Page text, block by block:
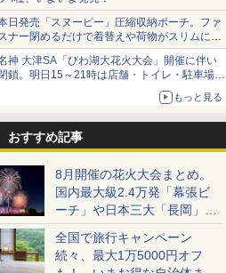
日発売「スヌーピー」圧縮収納ポーチ。ファ
ナー閉めるだけで着替えや荷物がスリムにま
まる
神 大津SA「びわ湖大花火大会」開催に伴い
鎖。明日15～21時は店舗・トイレ・駐車場の
もっと見る
おすすめ記事
8月開催の花火大会まとめ。
国内最大級2.4万発「幕張ビ
ーチ」や日本三大「長岡」な
ど大型イベント目白押し！
全国で旅行キャンペーン
続々、最大1万5000円オフ